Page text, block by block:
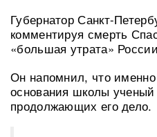
Губернатор Санкт-
комментируя смерть
«большая утрата»
Он напомнил, что
основания школы ученый
продолжающих его дело.